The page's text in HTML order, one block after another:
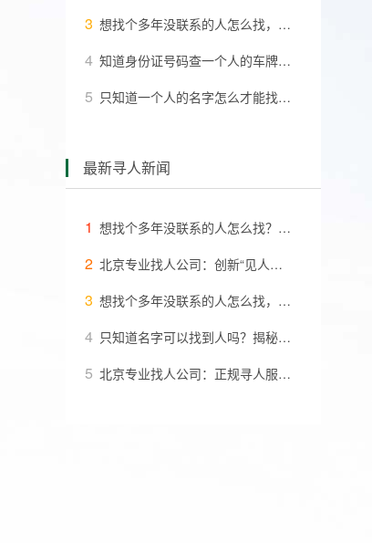
3 想找个多年没联系的人怎么找，8种方法祝您成功
4 知道身份证号码查一个人的车牌号怎么查
5 只知道一个人的名字怎么才能找到他？
最新寻人新闻
1 想找个多年没联系的人怎么找？北京寻人公司全攻略
2 北京专业找人公司：创新“见人付款”模式，解您寻人之忧
3 想找个多年没联系的人怎么找，8种方法祝您成功
4 只知道名字可以找到人吗？揭秘寻人方法与实用技巧
5 北京专业找人公司：正规寻人服务的现代解决方案